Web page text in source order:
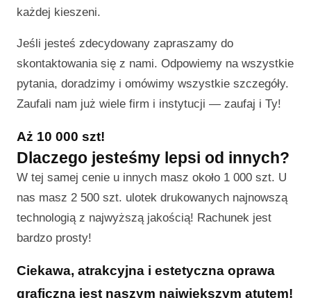
każdej kieszeni.
Jeśli jesteś zdecydowany zapraszamy do
skontaktowania się z nami. Odpowiemy na wszystkie
pytania, doradzimy i omówimy wszystkie szczegóły.
Zaufali nam już wiele firm i instytucji — zaufaj i Ty!
Aż 10 000 szt!
Dlaczego jesteśmy lepsi od innych?
W tej samej cenie u innych masz około 1 000 szt. U
nas masz 2 500 szt. ulotek drukowanych najnowszą
technologią z najwyższą jakością! Rachunek jest
bardzo prosty!
Ciekawa, atrakcyjna i estetyczna oprawa
graficzna jest naszym największym atutem!